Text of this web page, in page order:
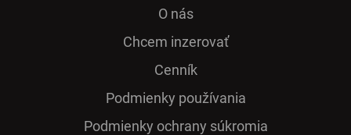
O nás
Chcem inzerovať
Cenník
Podmienky používania
Podmienky ochrany súkromia